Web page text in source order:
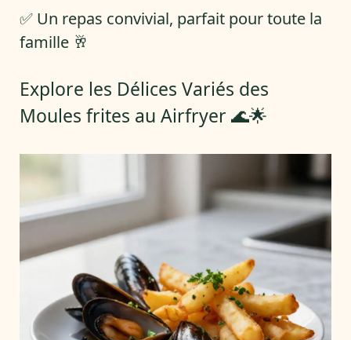
✅ Un repas convivial, parfait pour toute la
famille 🥂
Explore les Délices Variés des
Moules frites au Airfryer 🌊🌟